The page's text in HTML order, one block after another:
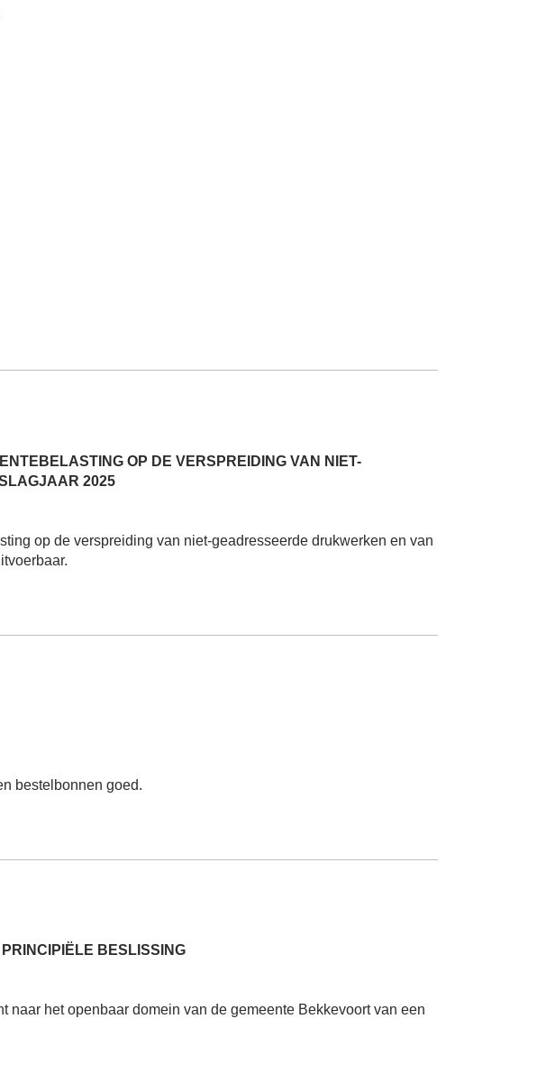
OP DE VERSPREIDING VAN NIET-
2025
op de verspreiding van niet-geadresseerde drukwerken en van
bestelbonnen goed.
BESLISSING
het openbaar domein van de gemeente Bekkevoort van een